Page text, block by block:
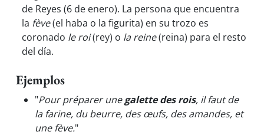
de Reyes (6 de enero). La persona que encuentra
la fève(el haba o la figurita) en su trozo es
coronado le roi(rey) o la reine(reina) para el resto
del día.
Ejemplos
"Pour préparer unegalette des rois, il faut de
la farine, du beurre, des œufs, des amandes, et
une fève."